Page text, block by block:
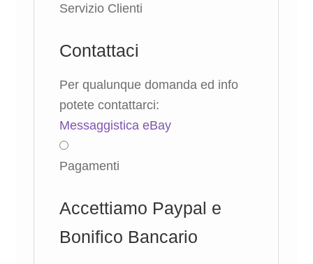
Servizio Clienti
Contattaci
Per qualunque domanda ed info
potete contattarci:
Messaggistica eBay
Pagamenti
Accettiamo Paypal e
Bonifico Bancario